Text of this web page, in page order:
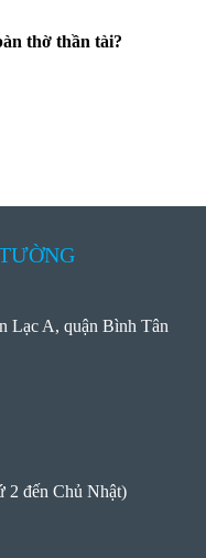
thờ thần tài?
Lạc A, quận Bình Tân
2 đến Chủ Nhật)